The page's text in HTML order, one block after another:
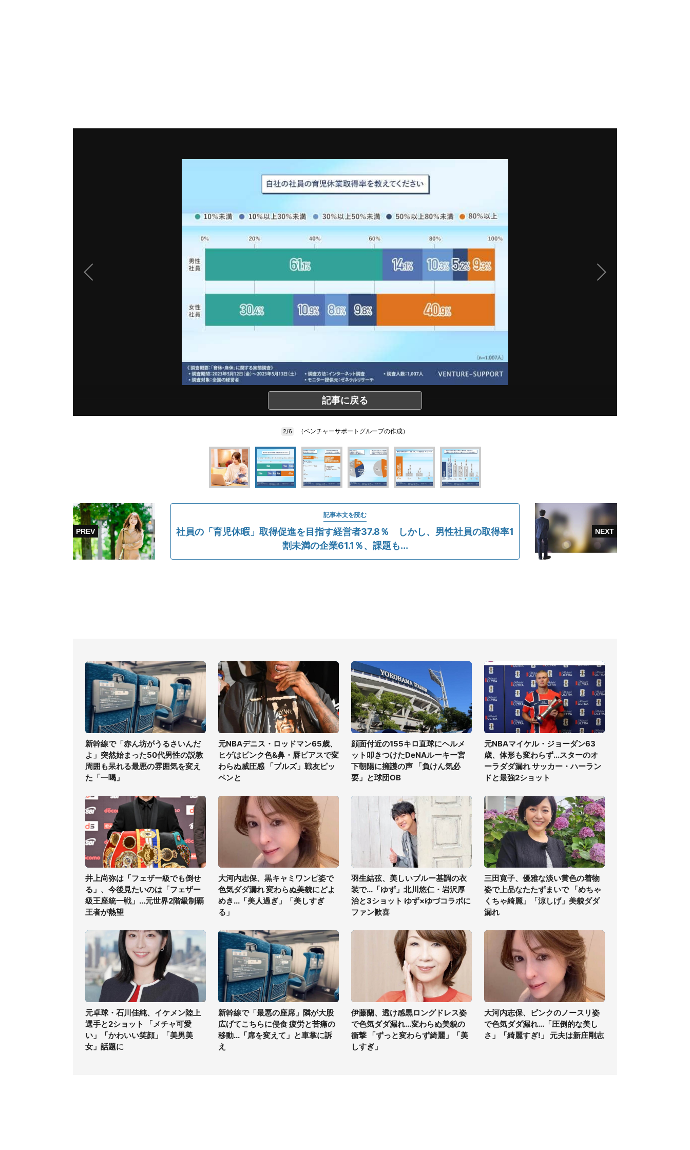
記事に戻る
2/6 （ベンチャーサポートグループの作成）
記事本文を読む
社員の「育児休暇」取得促進を目指す経営者37.8％ しかし、男性社員の取得率1
割未満の企業61.1％、課題も...
新幹線で「赤ん坊がうるさいんだ
よ」突然始まった50代男性の説教
周囲も呆れる最悪の雰囲気を変え
た「一喝」
元NBAデニス・ロッドマン65歳、
ヒゲはピンク色&鼻・唇ピアスで変
わらぬ威圧感 「ブルズ」戦友ピッ
ペンと
顔面付近の155キロ直球にヘルメ
ット叩きつけたDeNAルーキー宮
下朝陽に擁護の声 「負けん気必
要」と球団OB
元NBAマイケル・ジョーダン63
歳、体形も変わらず...スターのオ
ーラダダ漏れ サッカー・ハーラン
ドと最強2ショット
井上尚弥は「フェザー級でも倒せ
る」、今後見たいのは「フェザー
級王座統一戦」...元世界2階級制覇
王者が熱望
大河内志保、黒キャミワンピ姿で
色気ダダ漏れ 変わらぬ美貌にどよ
めき...「美人過ぎ」「美しすぎ
る」
羽生結弦、美しいブルー基調の衣
装で...「ゆず」北川悠仁・岩沢厚
治と3ショット ゆず×ゆづコラボに
ファン歓喜
三田寛子、優雅な淡い黄色の着物
姿で上品なたたずまいで 「めちゃ
くちゃ綺麗」「涼しげ」美貌ダダ
漏れ
元卓球・石川佳純、イケメン陸上
選手と2ショット 「メチャ可愛
い」「かわいい笑顔」「美男美
女」話題に
新幹線で「最悪の座席」隣が大股
広げてこちらに侵食 疲労と苦痛の
移動...「席を変えて」と車掌に訴
え
伊藤蘭、透け感黒ロングドレス姿
で色気ダダ漏れ...変わらぬ美貌の
衝撃 「ずっと変わらず綺麗」「美
しすぎ」
大河内志保、ピンクのノースリ姿
で色気ダダ漏れ...「圧倒的な美し
さ」「綺麗すぎ!」 元夫は新庄剛志